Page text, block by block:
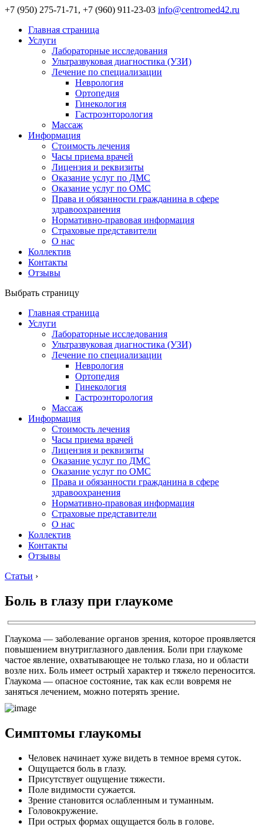
+7 (950) 275-71-71, +7 (960) 911-23-03 info@centromed42.ru
Главная страница
Услуги
Лабораторные исследования
Ультразвуковая диагностика (УЗИ)
Лечение по специализации
Неврология
Ортопедия
Гинекология
Гастроэнторология
Массаж
Информация
Стоимость лечения
Часы приема врачей
Лицензия и реквизиты
Оказание услуг по ДМС
Оказание услуг по ОМС
Права и обязанности гражданина в сфере
здравоохранения
Нормативно-правовая информация
Страховые представители
О нас
Коллектив
Контакты
Отзывы
Выбрать страницу
Главная страница
Услуги
Лабораторные исследования
Ультразвуковая диагностика (УЗИ)
Лечение по специализации
Неврология
Ортопедия
Гинекология
Гастроэнторология
Массаж
Информация
Стоимость лечения
Часы приема врачей
Лицензия и реквизиты
Оказание услуг по ДМС
Оказание услуг по ОМС
Права и обязанности гражданина в сфере
здравоохранения
Нормативно-правовая информация
Страховые представители
О нас
Коллектив
Контакты
Отзывы
Статьи ›
Боль в глазу при глаукоме
Глаукома — заболевание органов зрения, которое проявляется
повышением внутриглазного давления. Боли при глаукоме
частое явление, охватывающее не только глаза, но и области
возле них. Боль имеет острый характер и тяжело переносится.
Глаукома — опасное состояние, так как если вовремя не
заняться лечением, можно потерять зрение.
Симптомы глаукомы
Человек начинает хуже видеть в темное время суток.
Ощущается боль в глазу.
Присутствует ощущение тяжести.
Поле видимости сужается.
Зрение становится ослабленным и туманным.
Головокружение.
При острых формах ощущается боль в голове.